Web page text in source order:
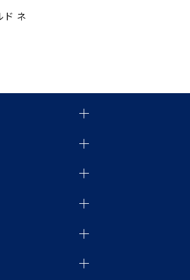
ド ネ